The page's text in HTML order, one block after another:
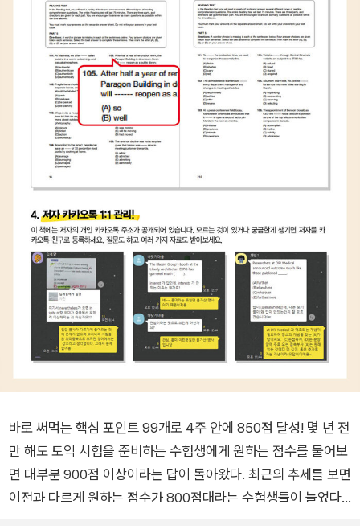
바로 써먹는 핵심 포인트 99개로 4주 안에 850점 달성! 몇 년 전
만 해도 토익 시험을 준비하는 수험생에게 원하는 점수를 물어보
면 대부분 900점 이상이라는 답이 돌아왔다. 최근의 추세를 보면
이전과 다르게 원하는 점수가 800점대라는 수험생들이 늘었다.